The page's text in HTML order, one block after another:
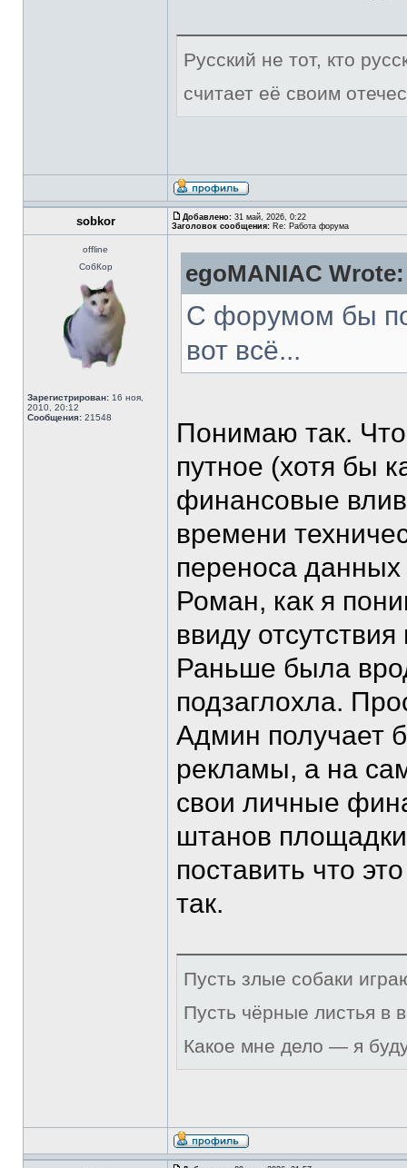
Русский не тот, кто
считает её своим
sobkor Добавлено: 31 май, 2026, 0:22
Заголовок сообщения: Re: Работа форума
offline
СобКор
Зарегистрирован: 16 ноя,
2010, 20:12
Сообщения: 21548
egoMANIAC Wrote:
С форумом бы
вот всё...
Понимаю так.
путное (хотя бы
финансовые
времени
переноса
Роман, как я
ввиду
Раньше была
подзаглохла.
Админ получает
рекламы, а на
свои личные
штанов
поставить что
так.
Пусть злые собаки
Пусть чёрные листья в
Какое мне дело — я